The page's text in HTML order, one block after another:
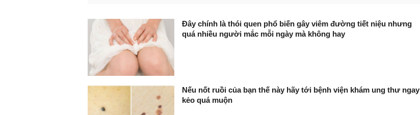
Đây chính là thói quen phổ biến gây viêm đường tiết niệu nhưng
quá nhiều người mắc mỗi ngày mà không hay
Nếu nốt ruồi của bạn thế này hãy tới bệnh viện khám ung thư ngay
kẻo quá muộn